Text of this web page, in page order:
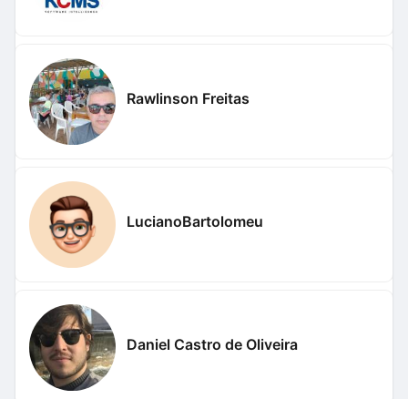
Rawlinson Freitas
LucianoBartolomeu
Daniel Castro de Oliveira